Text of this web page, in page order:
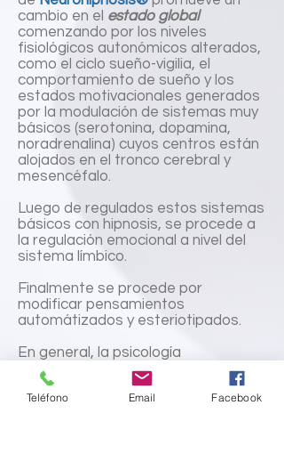
cambio en el estado global
comenzando por los niveles
fisiológicos autonómicos alterados,
como el ciclo sueño-vigilia, el
comportamiento de sueño y los
estados motivacionales generados
por la modulación de sistemas muy
básicos (serotonina, dopamina,
noradrenalina) cuyos centros están
alojados en el tronco cerebral y
mesencéfalo.
Luego de regulados estos sistemas
básicos con hipnosis, se procede a
la regulación emocional a nivel del
sistema límbico.
Finalmente se procede por
modificar pensamientos
automátizados y esteriotipados.
En general, la psicología
convencional opera exactamente al
revés, comienza por los niveles más
superiores y
corticales
a cargo del
Teléfono Email Facebook